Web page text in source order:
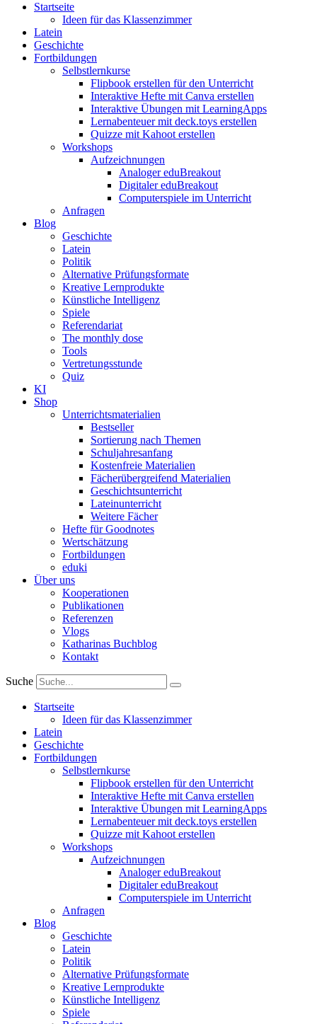
Startseite
Ideen für das Klassenzimmer
Latein
Geschichte
Fortbildungen
Selbstlernkurse
Flipbook erstellen für den Unterricht
Interaktive Hefte mit Canva erstellen
Interaktive Übungen mit LearningApps
Lernabenteuer mit deck.toys erstellen
Quizze mit Kahoot erstellen
Workshops
Aufzeichnungen
Analoger eduBreakout
Digitaler eduBreakout
Computerspiele im Unterricht
Anfragen
Blog
Geschichte
Latein
Politik
Alternative Prüfungsformate
Kreative Lernprodukte
Künstliche Intelligenz
Spiele
Referendariat
The monthly dose
Tools
Vertretungsstunde
Quiz
KI
Shop
Unterrichtsmaterialien
Bestseller
Sortierung nach Themen
Schuljahresanfang
Kostenfreie Materialien
Fächerübergreifend Materialien
Geschichtsunterricht
Lateinunterricht
Weitere Fächer
Hefte für Goodnotes
Wertschätzung
Fortbildungen
eduki
Über uns
Kooperationen
Publikationen
Referenzen
Vlogs
Katharinas Buchblog
Kontakt
Suche
Startseite
Ideen für das Klassenzimmer
Latein
Geschichte
Fortbildungen
Selbstlernkurse
Flipbook erstellen für den Unterricht
Interaktive Hefte mit Canva erstellen
Interaktive Übungen mit LearningApps
Lernabenteuer mit deck.toys erstellen
Quizze mit Kahoot erstellen
Workshops
Aufzeichnungen
Analoger eduBreakout
Digitaler eduBreakout
Computerspiele im Unterricht
Anfragen
Blog
Geschichte
Latein
Politik
Alternative Prüfungsformate
Kreative Lernprodukte
Künstliche Intelligenz
Spiele